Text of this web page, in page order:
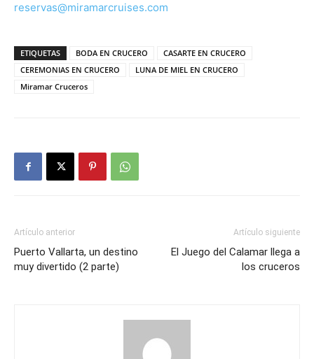
reservas@miramarcruises.com
ETIQUETAS BODA EN CRUCERO
CASARTE EN CRUCERO
CEREMONIAS EN CRUCERO
LUNA DE MIEL EN CRUCERO
Miramar Cruceros
Artículo anterior
Puerto Vallarta, un destino
muy divertido (2 parte)
Artículo siguiente
El Juego del Calamar llega a
los cruceros